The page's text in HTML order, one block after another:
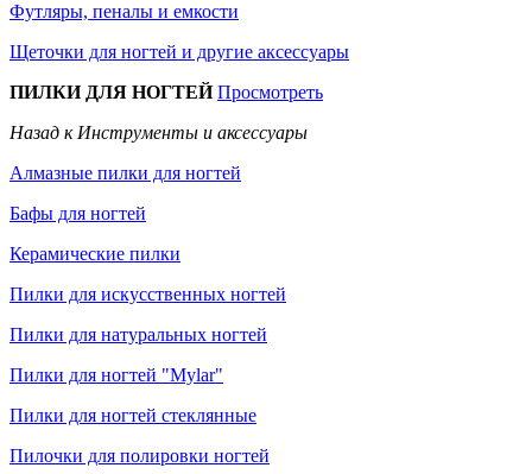
Футляры, пеналы и емкости
Щеточки для ногтей и другие аксессуары
ПИЛКИ ДЛЯ НОГТЕЙПросмотреть
Назад к Инструменты и аксессуары
Алмазные пилки для ногтей
Бафы для ногтей
Керамические пилки
Пилки для искусственных ногтей
Пилки для натуральных ногтей
Пилки для ногтей "Mylar"
Пилки для ногтей стеклянные
Пилочки для полировки ногтей